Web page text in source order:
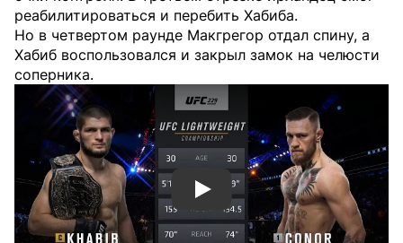
реабилитироваться и перебить Хабиба.
Но в четвертом раунде Макгрегор отдал спину, а
Хабиб воспользовался и закрыл замок на челюсти
соперника.
Смотреть видео YouTube